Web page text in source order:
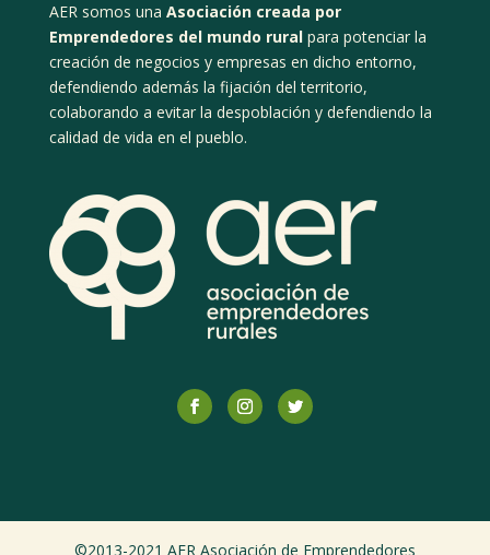
AER somos una Asociación creada por
Emprendedores del mundo ruralpara potenciar la
creación de negocios y empresas en dicho entorno,
defendiendo además la fijación del territorio,
colaborando a evitar la despoblación y defendiendo la
calidad de vida en el pueblo.
©2013-2021 AER Asociación de Emprendedores